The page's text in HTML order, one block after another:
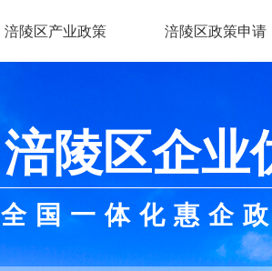
涪陵区产业政策 涪陵区政策申请
涪陵区企业
全国一体化惠企